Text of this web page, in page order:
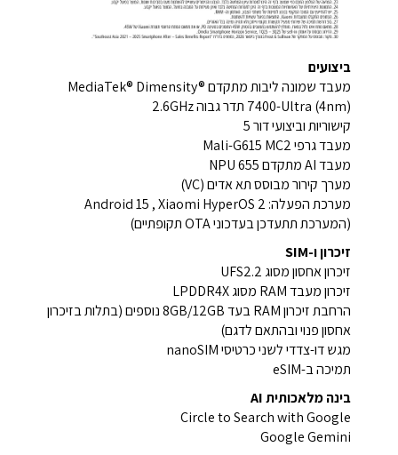
ביצועים
מעבד שמונה ליבות מתקדם MediaTek® Dimensity®
7400-Ultra (4nm) תדר גבוה 2.6GHz
קישוריות וביצועי דור 5
מעבד גרפי Mali-G615 MC2
מעבד AI מתקדם NPU 655
מערך קירור מבוסס תא אדים (VC)
מערכת הפעלה: Android 15 , Xiaomi HyperOS 2
(המערכת תתעדכן בעדכוני OTA תקופתיים)
זיכרון ו-SIM
זיכרון אחסון מסוג UFS2.2
זיכרון מעבד RAM מסוג LPDDR4X
הרחבת זיכרון RAM בעד 8GB/12GB נוספים (בתלות בזיכרון
אחסון פנוי ובהתאם לדגם)
מגש דו-צדדי לשני כרטיסי nanoSIM
תמיכה ב-eSIM
בינה מלאכותית AI
Circle to Search with Google
Google Gemini